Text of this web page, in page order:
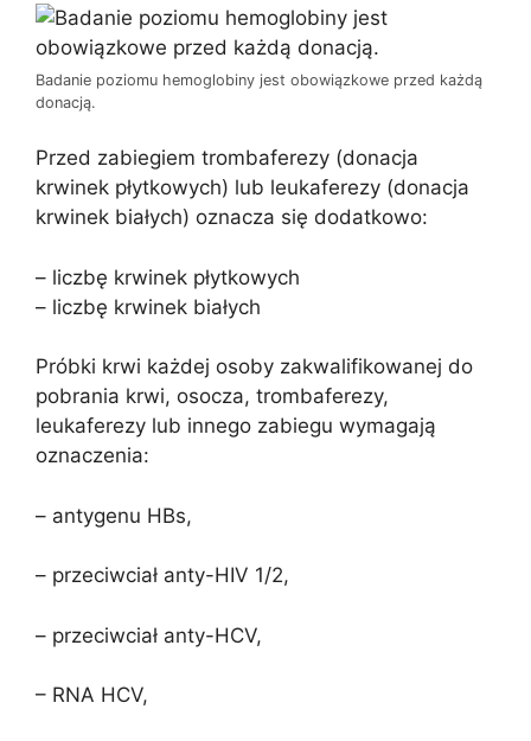
Badanie poziomu hemoglobiny jest obowiązkowe przed każdą
donacją.
Przed zabiegiem trombaferezy (donacja
krwinek płytkowych) lub leukaferezy (donacja
krwinek białych) oznacza się dodatkowo:
– liczbę krwinek płytkowych
– liczbę krwinek białych
Próbki krwi każdej osoby zakwalifikowanej do
pobrania krwi, osocza, trombaferezy,
leukaferezy lub innego zabiegu wymagają
oznaczenia:
– antygenu HBs,
– przeciwciał anty-HIV 1/2,
– przeciwciał anty-HCV,
– RNA HCV,